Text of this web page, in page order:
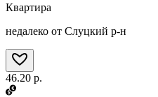
Квартира
недалеко от Слуцкий р-н
46.20 р.